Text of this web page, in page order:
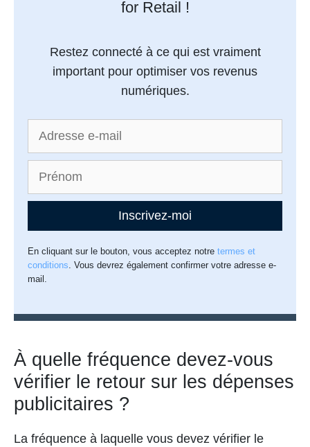
for Retail !
Restez connecté à ce qui est vraiment
important pour optimiser vos revenus
numériques.
Inscrivez-moi
En cliquant sur le bouton, vous acceptez notretermes et
conditions. Vous devrez également confirmer votre adresse e-
mail.
À quelle fréquence devez-vous
vérifier le retour sur les dépenses
publicitaires ?
La fréquence à laquelle vous devez vérifier le